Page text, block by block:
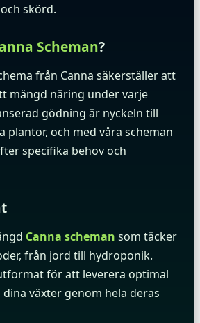
skörd.
Scheman?
från Canna säkerställer att
mängd näring under varje
gödning är nyckeln till
plantor, och med våra scheman
specifika behov och
Canna scheman som täcker
från jord till hydroponik.
för att leverera optimal
växter genom hela deras